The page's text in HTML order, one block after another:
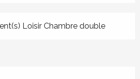
Loisir Chambre double